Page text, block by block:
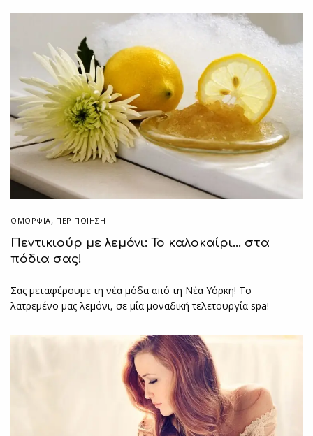
ΟΜΟΡΦΙΑ, ΠΕΡΙΠΟΊΗΣΗ
Πεντικιούρ με λεμόνι: Το καλοκαίρι… στα
πόδια σας!
Σας μεταφέρουμε τη νέα μόδα από τη Νέα Υόρκη! Το
λατρεμένο μας λεμόνι, σε μία μοναδική τελετουργία spa!